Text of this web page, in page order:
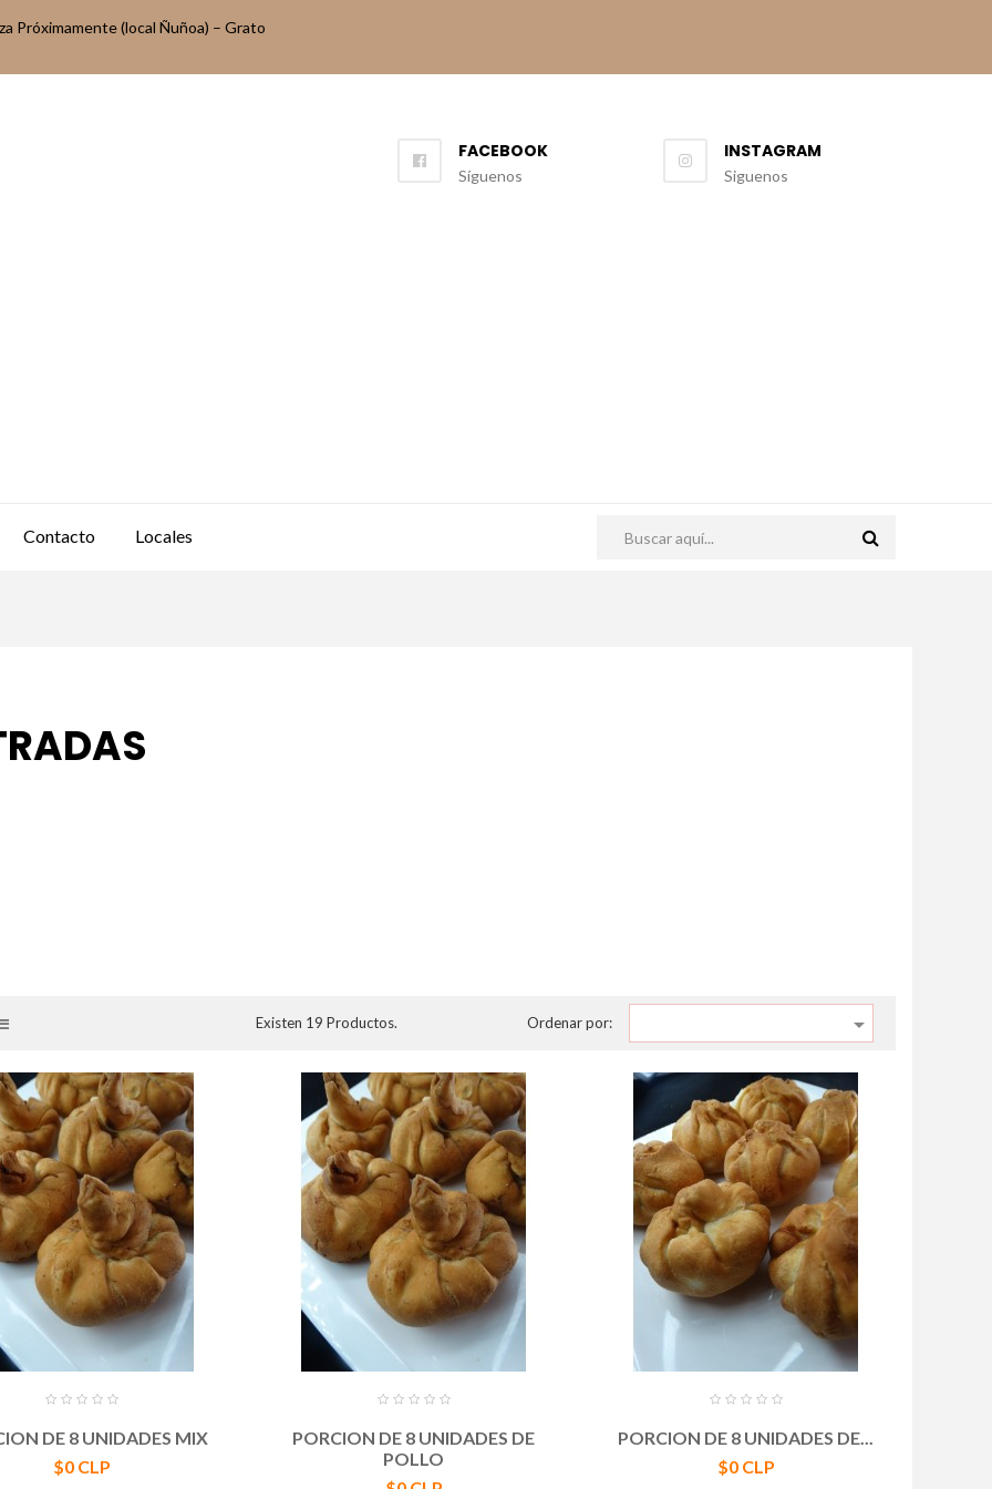
Próximamente (local Ñuñoa) – Grato
FACEBOOK
Síguenos
INSTAGRAM
Siguenos
Contacto Locales
Existen 19 Productos. Ordenar por: 
DE 8 UNIDADES MIX
Precio
$0 CLP
PORCION DE 8 UNIDADES DE
POLLO
PORCION DE 8 UNIDADES DE...
Precio
$0 CLP